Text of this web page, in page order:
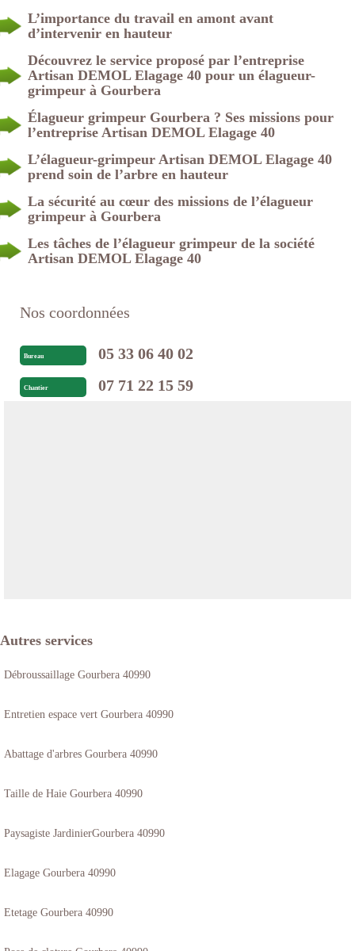
L’importance du travail en amont avant
d’intervenir en hauteur
Découvrez le service proposé par l’entreprise
Artisan DEMOL Elagage 40 pour un élagueur-
grimpeur à Gourbera
Élagueur grimpeur Gourbera ? Ses missions pour
l’entreprise Artisan DEMOL Elagage 40
L’élagueur-grimpeur Artisan DEMOL Elagage 40
prend soin de l’arbre en hauteur
La sécurité au cœur des missions de l’élagueur
grimpeur à Gourbera
Les tâches de l’élagueur grimpeur de la société
Artisan DEMOL Elagage 40
Nos coordonnées
Bureau 05 33 06 40 02
Chantier 07 71 22 15 59
Autres services
Débroussaillage Gourbera 40990
Entretien espace vert Gourbera 40990
Abattage d'arbres Gourbera 40990
Taille de Haie Gourbera 40990
Paysagiste JardinierGourbera 40990
Elagage Gourbera 40990
Etetage Gourbera 40990